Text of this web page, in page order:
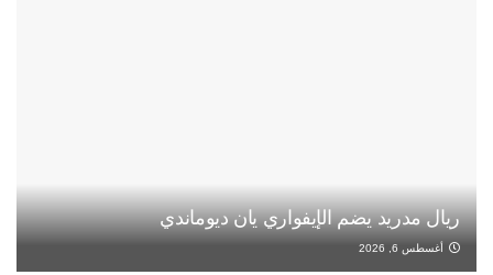
ريال مدريد يضم الإيفواري يان ديوماندي
أغسطس 6, 2026